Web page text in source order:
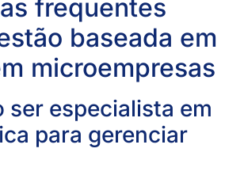
frequentes
baseada em
microempresas
ser especialista em
para gerenciar